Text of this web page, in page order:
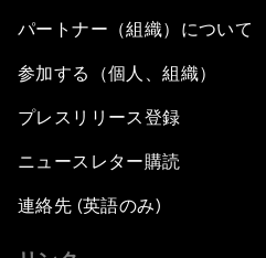
パートナー（組織）について
参加する（個人、組織）
プレスリリース登録
ニュースレター購読
連絡先 (英語のみ)